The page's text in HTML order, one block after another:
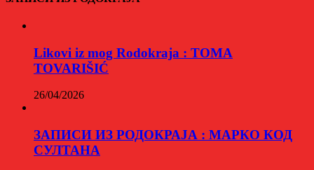
Likovi iz mog Rodokraja : TOMA
TOVARIŠIĆ
26/04/2026
ЗАПИСИ ИЗ РОДОКРАЈА : МАРКО КОД
СУЛТАНА